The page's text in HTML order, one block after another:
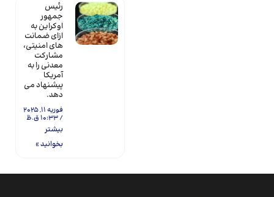
رئیس
جمهور
اوکراین به
ازای ضمانت
های امنیتی،
مشارکت
معدنی را به
آمریکا
پیشنهاد می
دهد.
فوریه 11, 2025
10:33 ق.ظ
بیشتر
بخوانید »